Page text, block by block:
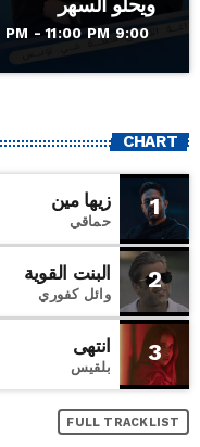
9:00 PM - 11:00 PM
CHART
1 زيها مين
حماقي
2 البنت القوية
وائل كفوري
3 انتهى
بلقيس
FULL TRACKLIST